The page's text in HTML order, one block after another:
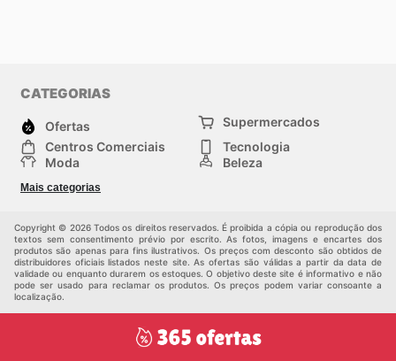
CATEGORIAS
Ofertas
Supermercados
Centros Comerciais
Tecnologia
Moda
Beleza
Construção e jardinagem
Mais categorias
Copyright © 2026 Todos os direitos reservados. É proibida a cópia ou reprodução dos
textos sem consentimento prévio por escrito. As fotos, imagens e encartes dos
produtos são apenas para fins ilustrativos. Os preços com desconto são obtidos de
distribuidores oficiais listados neste site. As ofertas são válidas a partir da data de
validade ou enquanto durarem os estoques. O objetivo deste site é informativo e não
pode ser usado para reclamar os produtos. Os preços podem variar consoante a
localização.